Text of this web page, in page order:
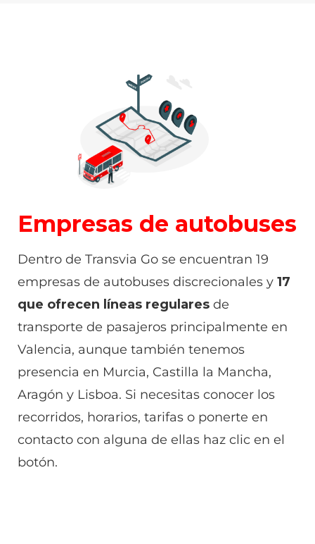
Empresas de autobuses
Dentro de Transvia Go se encuentran 19
empresas de autobuses discrecionales y 17
que ofrecen líneas regulares de
transporte de pasajeros principalmente en
Valencia, aunque también tenemos
presencia en Murcia, Castilla la Mancha,
Aragón y Lisboa. Si necesitas conocer los
recorridos, horarios, tarifas o ponerte en
contacto con alguna de ellas haz clic en el
botón.